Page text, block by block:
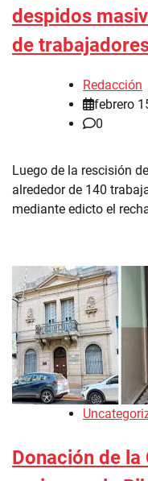
despidos
de
Redacción
febrero
0
Luego de la rescisión
alrededor de 140
mediante edicto el
Donación de